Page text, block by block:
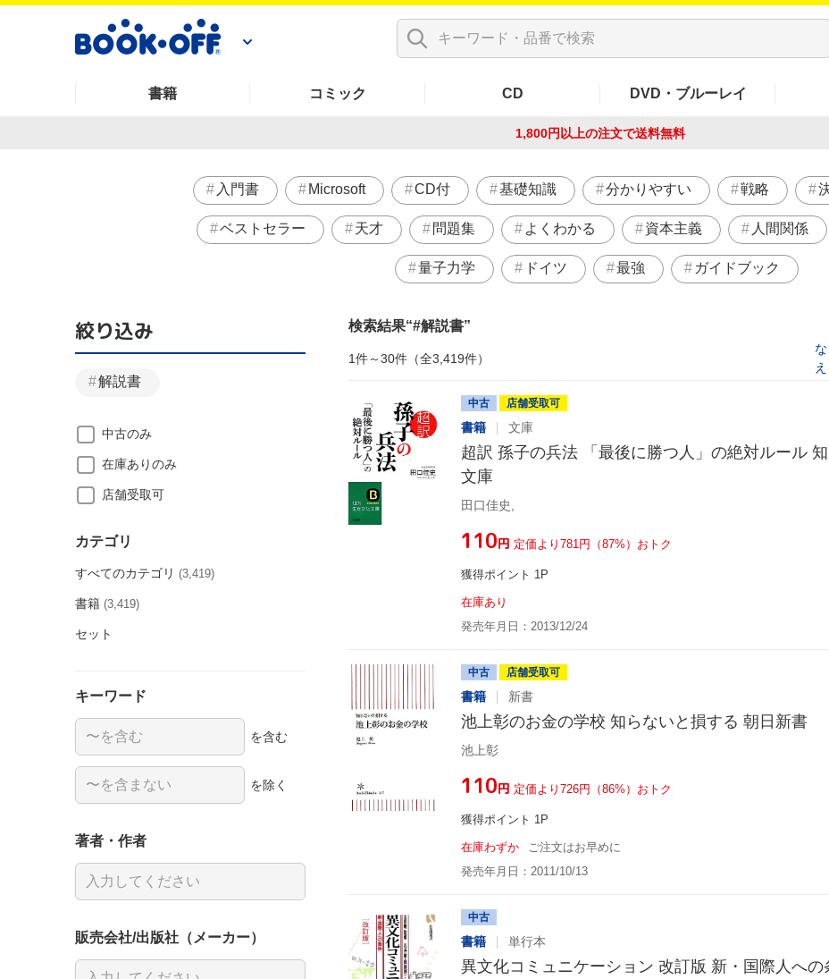
書籍 コミック CD DVD・ブルーレイ
1,800円以上の注文で送料無料
入門書 Microsoft CD付 基礎知識 分かりやすい 戦略
ベストセラー 天才 問題集 よくわかる 資本主義 人間関係
量子力学 ドイツ 最強 ガイドブック
検索結果 #解説書
1件～30件（全3,419件）
え
中古 店舗受取可
書籍 文庫
超訳 孫子の兵法 「最後に勝つ人」の絶対ルール
文庫
田口佳史,
¥110円 定価より781円（87%）おトク
獲得ポイント 1P
在庫あり
発売年月日：2013/12/24
中古 店舗受取可
書籍 新書
池上彰のお金の学校 知らないと損する 朝日新書
池上彰
¥110円 定価より726円（86%）おトク
獲得ポイント 1P
在庫わずか
ご注文はお早めに
発売年月日：2011/10/13
中古
書籍 単行本
異文化コミュニケーション 改訂版 新・国際人への
絞り込み
解説書
中古のみ
在庫ありのみ
店舗受取可
カテゴリ
すべてのカテゴリ (3,419)
書籍 (3,419)
セット
キーワード
を含む
を除く
著者・作者
販売会社/出版社（メーカー）